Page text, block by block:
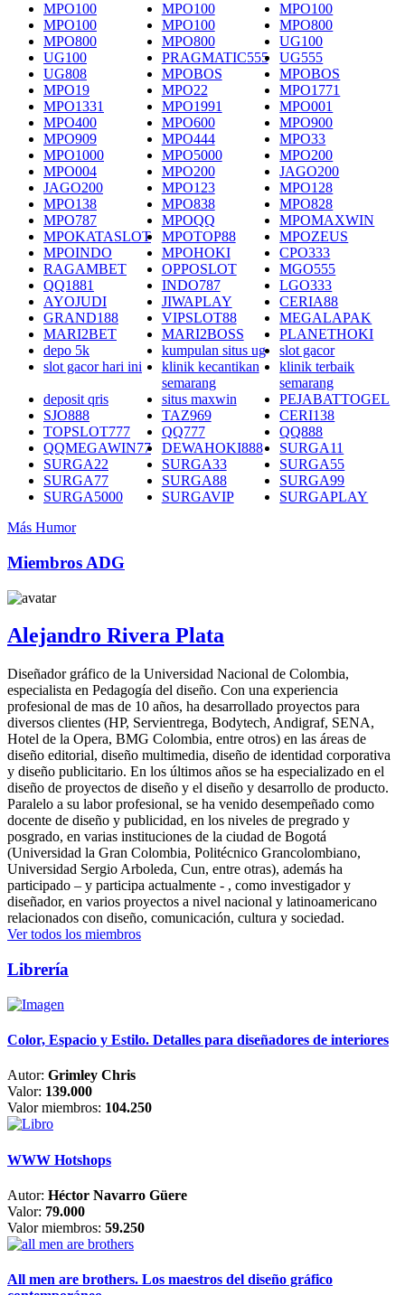
MPO100 MPO100
MPO100
MPO100
MPO100
MPO800
MPO800
MPO800
UG100
UG100
PRAGMATIC555
UG555
UG808
MPOBOS
MPOBOS
MPO19
MPO22
MPO1771
MPO1331
MPO1991
MPO001
MPO400
MPO600
MPO900
MPO909
MPO444
MPO33
MPO1000
MPO5000
MPO200
MPO004
MPO200
JAGO200
JAGO200
MPO123
MPO128
MPO138
MPO838
MPO828
MPO787
MPOQQ
MPOMAXWIN
MPOKATASLOT
MPOTOP88
MPOZEUS
MPOINDO
MPOHOKI
CPO333
RAGAMBET
OPPOSLOT
MGO555
QQ1881
INDO787
LGO333
AYOJUDI
JIWAPLAY
CERIA88
GRAND188
VIPSLOT88
MEGALAPAK
MARI2BET
MARI2BOSS
PLANETHOKI
depo 5k
kumpulan situs ug
slot gacor
slot gacor hari ini
klinik kecantikan
semarang
klinik terbaik
semarang
deposit qris
situs maxwin
PEJABATTOGEL
SJO888
TAZ969
CERI138
TOPSLOT777
QQ777
QQ888
QQMEGAWIN77
DEWAHOKI888
SURGA11
SURGA22
SURGA33
SURGA55
SURGA77
SURGA88
SURGA99
SURGA5000
SURGAVIP
SURGAPLAY
Más Humor
Miembros ADG
Alejandro Rivera Plata
Diseñador gráfico de la Universidad Nacional de Colombia,
especialista en Pedagogía del diseño. Con una experiencia
profesional de mas de 10 años, ha desarrollado proyectos para
diversos clientes (HP, Servientrega, Bodytech, Andigraf, SENA,
Hotel de la Opera, BMG Colombia, entre otros) en las áreas de
diseño editorial, diseño multimedia, diseño de identidad corporativa
y diseño publicitario. En los últimos años se ha especializado en el
diseño de proyectos de diseño y el diseño y desarrollo de producto.
Paralelo a su labor profesional, se ha venido desempeñado como
docente de diseño y publicidad, en los niveles de pregrado y
posgrado, en varias instituciones de la ciudad de Bogotá
(Universidad la Gran Colombia, Politécnico Grancolombiano,
Universidad Sergio Arboleda, Cun, entre otras), además ha
participado – y participa actualmente - , como investigador y
diseñador, en varios proyectos a nivel nacional y latinoamericano
relacionados con diseño, comunicación, cultura y sociedad.
Ver todos los miembros
Librería
Color, Espacio y Estilo. Detalles para diseñadores de interiores
Autor: Grimley Chris
Valor: 139.000
Valor miembros: 104.250
WWW Hotshops
Autor: Héctor Navarro Güere
Valor: 79.000
Valor miembros: 59.250
All men are brothers. Los maestros del diseño gráfico